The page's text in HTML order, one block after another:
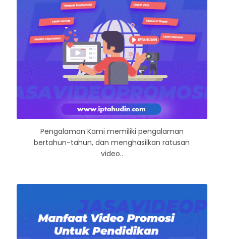
Pengalaman Kami memiliki pengalaman
bertahun-tahun, dan menghasilkan ratusan
video..